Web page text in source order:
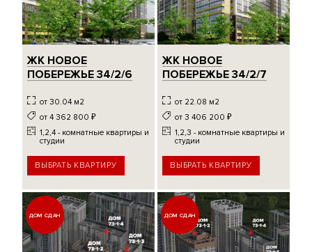
ЖК НОВОЕ
ПОБЕРЕЖЬЕ 34/2/6
от 30.04 м2
от 4 362 800 ₽
1,2,4 - комнатные квартиры и
студии
ВЫБРАТЬ КВАРТИРУ
ЖК НОВОЕ
ПОБЕРЕЖЬЕ 34/2/7
от 22.08 м2
от 3 406 200 ₽
1,2,3 - комнатные квартиры и
студии
ВЫБРАТЬ КВАРТИРУ
ДОМ СДАН ДОМ СДАН